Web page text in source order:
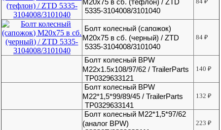
М20х75 в сб. (тефлон) / ZTD
5335-3104008/3101040
Болт колесный (сапожок)
М20х75 в сб. (черный) / ZTD
5335-3104008/3101040
84₽
Болт колесный BPW
M22x1.5x108/97/62 / TrailerParts
TP0329633121
140₽
Болт колесный BPW
М22*1,5*99/89/45 / TrailerParts
TP0329633141
132₽
Болт колесный М22*1,5*97/62
(аналог BPW)
223₽